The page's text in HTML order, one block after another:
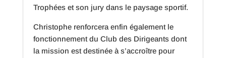
Trophées et son jury dans le paysage sportif.
Christophe renforcera enfin également le
fonctionnement du Club des Dirigeants dont
la mission est destinée à s’accroître pour